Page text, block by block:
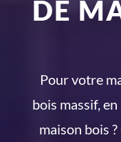
DE
Pour votre
bois massif,
maison bois